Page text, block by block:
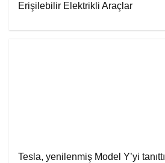
Erişilebilir Elektrikli Araçlar
Tesla, yenilenmiş Model Y’yi tanıttı